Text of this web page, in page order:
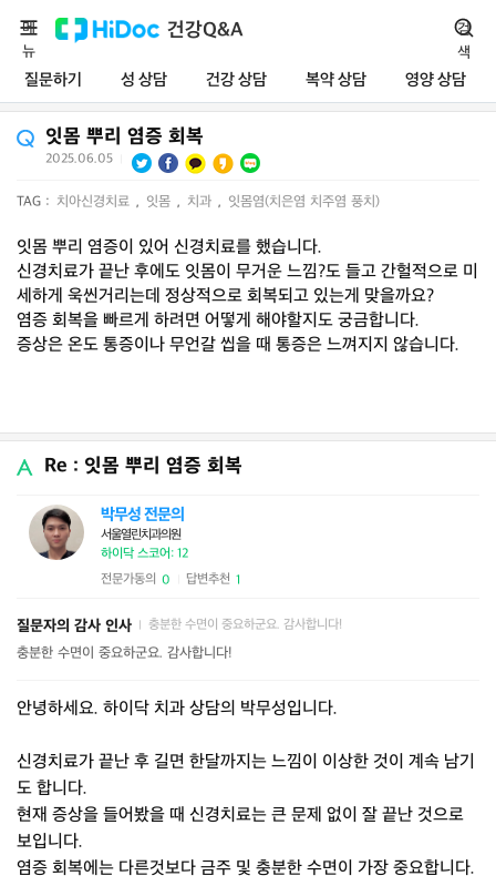
건강Q&A
질문하기 성 상담 건강 상담 복약 상담 영양 상담
메
뉴
검
색
잇몸 뿌리 염증 회복
2025.06.05
TAG : 치아신경치료 , 잇몸 , 치과 , 잇몸염(치은염 치주염 풍치)
잇몸 뿌리 염증이 있어 신경치료를 했습니다.
신경치료가 끝난 후에도 잇몸이 무거운 느낌?도 들고 간헐적으로 미
세하게 욱씬거리는데 정상적으로 회복되고 있는게 맞을까요?
염증 회복을 빠르게 하려면 어떻게 해야할지도 궁금합니다.
증상은 온도 통증이나 무언갈 씹을 때 통증은 느껴지지 않습니다.
Re : 잇몸 뿌리 염증 회복
박무성 전문의
서울열린치과의원
하이닥 스코어: 12
전문가동의 0 답변추천 1
질문자의 감사 인사 충분한 수면이 중요하군요. 감사합니다!
충분한 수면이 중요하군요. 감사합니다!
안녕하세요. 하이닥 치과 상담의 박무성입니다.
신경치료가 끝난 후 길면 한달까지는 느낌이 이상한 것이 계속 남기
도 합니다.
현재 증상을 들어봤을 때 신경치료는 큰 문제 없이 잘 끝난 것으로
보입니다.
염증 회복에는 다른것보다 금주 및 충분한 수면이 가장 중요합니다.